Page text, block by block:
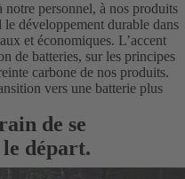
notre personnel, à nos produits
le développement durable dans
et économiques. L’accent
de batteries, sur les principes
carbone de nos produits.
vers une batterie plus
de se
départ.